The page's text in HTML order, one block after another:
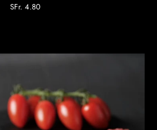
SFr. 4.80